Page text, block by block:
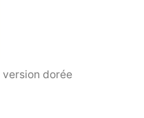
version dorée